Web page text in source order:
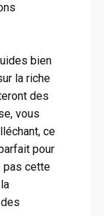
bien
la riche
des
vous
ce
pour
pas cette